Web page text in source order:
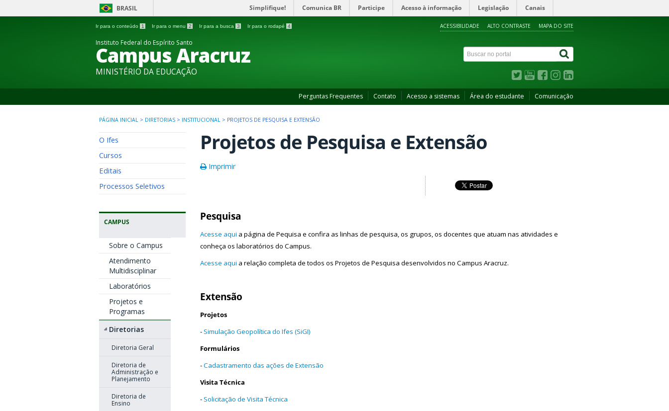
BRASIL Simplifique! Comunica BR Participe Acesso à informação Legislação Canais
Ir para o conteúdo 1 Ir para o menu 2 Ir para a busca 3 Ir para o rodapé 4 ACESSIBILIDADE ALTO CONTRASTE MAPA DO SITE
Instituto Federal do Espírito Santo
Campus Aracruz
MINISTÉRIO DA EDUCAÇÃO
Perguntas Frequentes Contato Acesso a sistemas Área do estudante Comunicação
PÁGINA INICIAL > DIRETORIAS > INSTITUCIONAL > PROJETOS DE PESQUISA E EXTENSÃO
O Ifes
Cursos
Editais
Processos Seletivos
CAMPUS
Sobre o Campus
Atendimento
Multidisciplinar
Laboratórios
Projetos e
Programas
Diretorias
Diretoria Geral
Diretoria de
Administração e
Planejamento
Diretoria de
Ensino
Projetos de Pesquisa e Extensão
Imprimir
Pesquisa
Acesse aqui a página de Pequisa e confira as linhas de pesquisa, os grupos, os docentes que atuam nas atividades e
conheça os laboratórios do Campus.
Acesse aqui a relação completa de todos os Projetos de Pesquisa desenvolvidos no Campus Aracruz.
Extensão
Projetos
-Simulação Geopolítica do Ifes (SiGI)
Formulários
-Cadastramento das ações de Extensão
Visita Técnica
-Solicitação de Visita Técnica